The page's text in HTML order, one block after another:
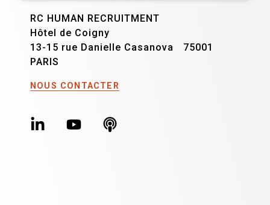
RC HUMAN RECRUITMENT
Hôtel de Coigny
13-15 rue Danielle Casanova 75001
PARIS
NOUS CONTACTER